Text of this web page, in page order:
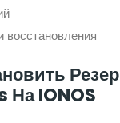
восстановления
На IONOS